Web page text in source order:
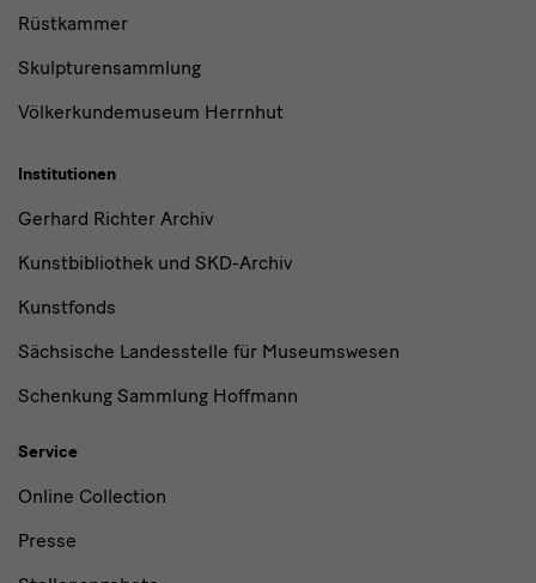
Rüstkammer
Skulpturensammlung
Völkerkundemuseum Herrnhut
Institutionen
Gerhard Richter Archiv
Kunstbibliothek und SKD-Archiv
Kunstfonds
Sächsische Landesstelle für Museumswesen
Schenkung Sammlung Hoffmann
Service
Online Collection
Presse